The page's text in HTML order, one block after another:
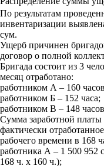
По результатам
инвентаризации
сум.
Ущерб причинен
договор о полной
Бригада состоит из 3
месяц отработано:
работником А – 160
работником Б – 152 часа;
работником В – 148
Сумма заработной платы
фактически
рабочего времени в 168
работника А – 1 500 952
168 ч. х 160 ч.);